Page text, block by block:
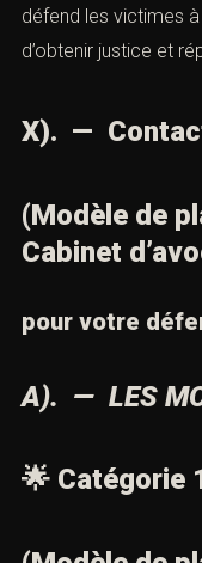
une condamnation
rigoureux. Le Cabinet
défend les victimes
X). —
(Modèle de
Cabinet